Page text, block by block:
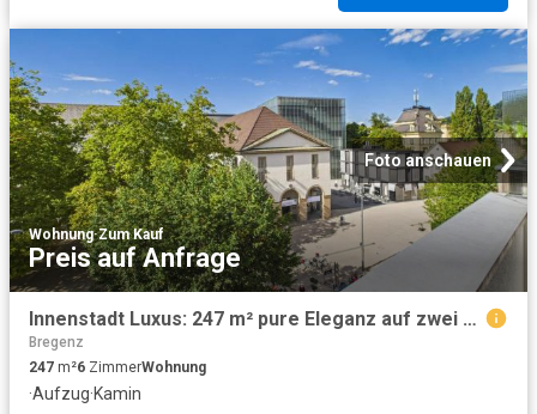
Foto anschauen
Wohnung·Zum Kauf
Preis auf Anfrage
Innenstadt Luxus: 247 m² pure Eleganz auf zwei Wohnebenen
Bregenz
247 m²6 ZimmerWohnung
·Aufzug·Kamin